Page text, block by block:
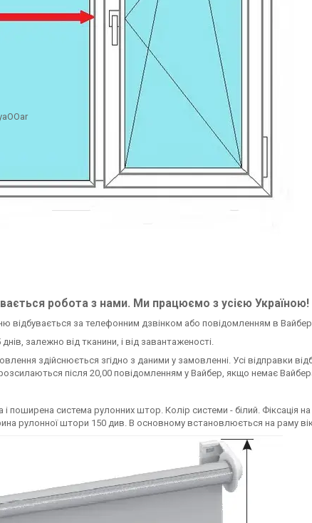
робота з нами. Ми працюємо з усією Україною!
відбувається за телефонним дзвінком або повідомленням в
залежно від тканини, і від завантаженості.
здійснюється згідно з даними у замовленні. Усі відправки
після 20,00 повідомленням у Вайбер, якщо немає
поширена система рулонних штор. Колір системи - білий. Фіксація на
рулонної штори 150 див. В основному встановлюється на раму